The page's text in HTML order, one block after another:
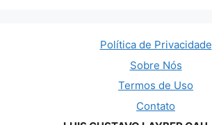
Política de Privacidade
Sobre Nós
Termos de Uso
Contato